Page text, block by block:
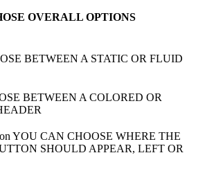
OVERALL OPTIONS
BETWEEN A STATIC OR FLUID
BETWEEN A COLORED OR
YOU CAN CHOOSE WHERE THE
SHOULD APPEAR, LEFT OR